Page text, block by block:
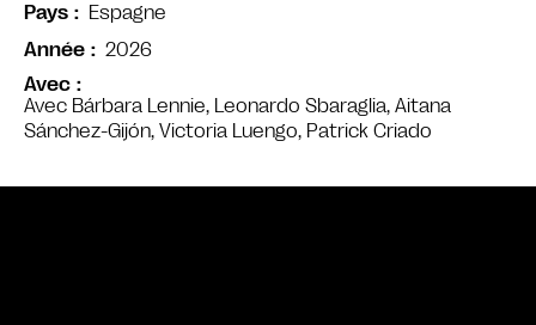
Avec
Avec Bárbara Lennie, Leonardo Sbaraglia, Aitana
Sánchez-Gijón, Victoria Luengo, Patrick Criado
Pays
Espagne
Année
2026